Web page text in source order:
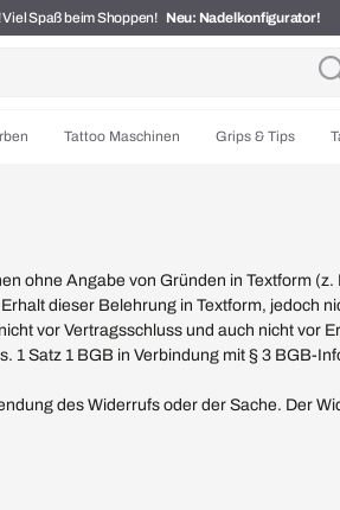
Spaß beim Shoppen! Neu: Nadelkonfigurator!
Tattoo Maschinen Grips & Tips
ohne Angabe von Gründen in Textform
dieser Belehrung in Textform,
vor Vertragsschluss und auch nicht
1 Satz 1 BGB in Verbindung mit § 3 BGB-
des Widerrufs oder der Sache. Der